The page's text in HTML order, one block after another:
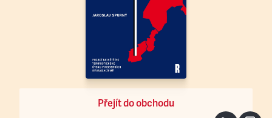
Přejít do obchodu